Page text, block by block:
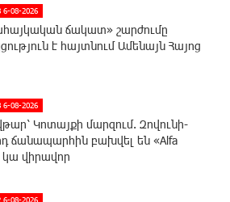
6-08-2026
ճակատ» շարժումը
է հայտնում Ամենայն Հայոց
6-08-2026
Կոտայքի մարզում. Զովունի-
ճանապարհին բախվել են «Alfa
կա վիրավոր
6-08-2026